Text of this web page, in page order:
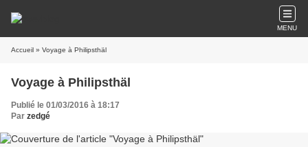
MENU
Accueil » Voyage à Philipsthäl
Voyage à Philipsthäl
Publié le 01/03/2016 à 18:17
Par zedgé